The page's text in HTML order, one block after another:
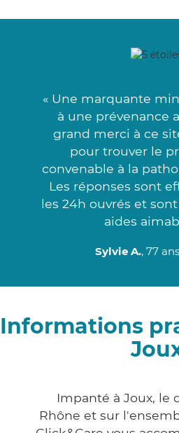
« Une marquante
à une prévenance
grand merci à ce
pour trouver le
convenable à la
Les réponses sont
les 24h ouvrés et
aides
Sylvie A., 77
Informations
Impanté à Joux, le
Rhône et sur